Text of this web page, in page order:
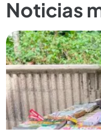
Noticias